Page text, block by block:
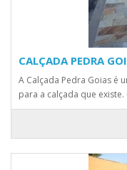
CALÇADA PEDRA
A Calçada Pedra Goias é
para a calçada que existe.